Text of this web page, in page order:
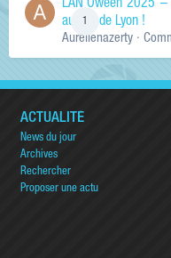
LAN'Oween 2025
au sud de Lyon !
Aurelienazerty ·
ACTUALITÉ
News du jour
Archives
Rechercher
Proposer une actu